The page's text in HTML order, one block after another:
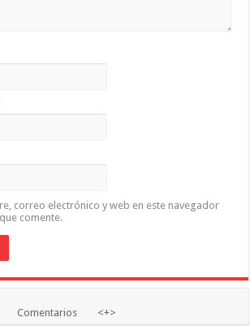
correo electrónico y web en este navegador
comente.
Comentarios <+>